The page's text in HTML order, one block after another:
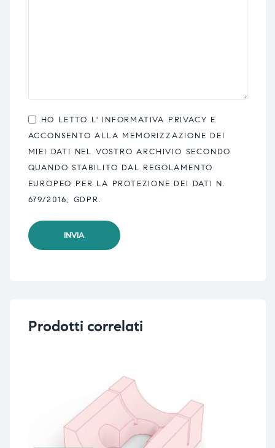
HO LETTO L' INFORMATIVA PRIVACY E
ACCONSENTO ALLA MEMORIZZAZIONE DEI
MIEI DATI NEL VOSTRO ARCHIVIO SECONDO
QUANDO STABILITO DAL REGOLAMENTO
EUROPEO PER LA PROTEZIONE DEI DATI N.
679/2016, GDPR.
Prodotti correlati